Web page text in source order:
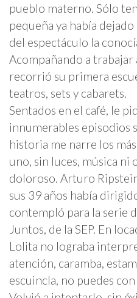
pueblo materno. Sólo
pequeña ya había
del espectáculo la
Acompañando a trabajar
recorrió su primera
teatros, sets y cabarets.
Sentados en el café, le
innumerables episodios
historia me narre los
uno, sin luces, música ni
doloroso. Arturo
sus 39 años había
contempló para la serie
Juntos, de la SEP. En
Lolita no lograba
atención, caramba,
escuincla, no puedes